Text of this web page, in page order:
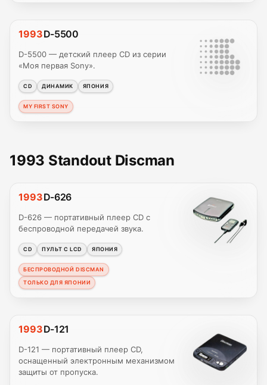
1993D-5500
D-5500 — детский плеер CD из серии
«Моя первая Sony».
CD ДИНАМИК ЯПОНИЯ
MY FIRST SONY
1993 Standout Discman
1993D-626
D-626 — портативный плеер CD с
беспроводной передачей звука.
CD ПУЛЬТ С LCD ЯПОНИЯ
БЕСПРОВОДНОЙ DISCMAN
ТОЛЬКО ДЛЯ ЯПОНИИ
1993D-121
D-121 — портативный плеер CD,
оснащенный электронным механизмом
защиты от пропуска.